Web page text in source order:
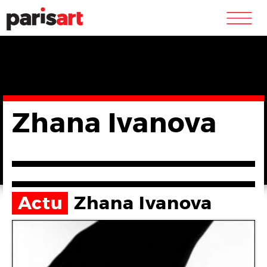
m
Zhana Ivanova
Actu Zhana Ivanova